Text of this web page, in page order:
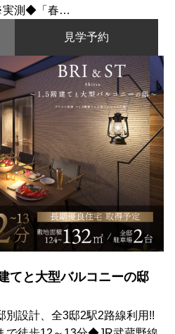
実測◆「春…
見学予約
てと大型バルコニーの邸
別設計、全3邸2駅2路線利用!!